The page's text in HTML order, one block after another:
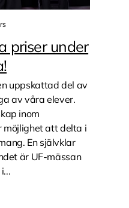
priser under
uppskattad del av
av våra elever.
inom
möjlighet att delta i
En självklar
är UF-mässan